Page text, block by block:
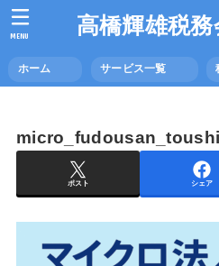
高橋輝雄税
ホーム サービス一覧
MENU
micro_fudousan_toushi
ポスト シェア